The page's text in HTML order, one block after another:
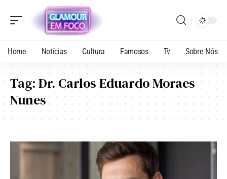
Home Notícias Cultura Famosos Tv Sobre Nós
Tag:Dr. Carlos Eduardo Moraes
Nunes